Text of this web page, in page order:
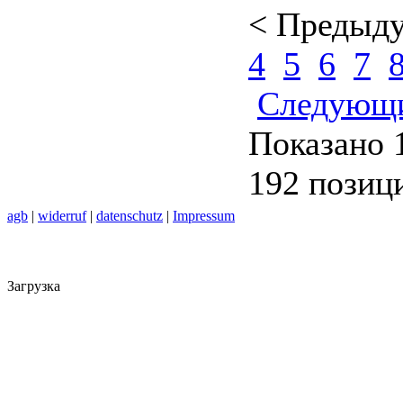
<
4 5 6 7
Показано
192
agb | widerruf| datenschutz | Impressum
Загрузка